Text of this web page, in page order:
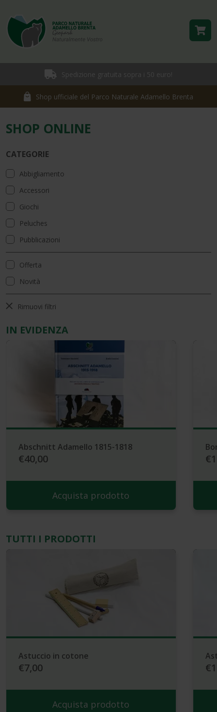
Spedizione gratuita sopra i 50 euro!
Shop ufficiale del Parco Naturale Adamello Brenta
SHOP ONLINE
CATEGORIE
Abbigliamento
Accessori
Giochi
Peluches
Pubblicazioni
Offerta
Novità
Rimuovi filtri
IN EVIDENZA
Abschnitt Adamello 1815-1818
€40,00
Acquista prodotto
TUTTI I PRODOTTI
Astuccio in cotone
€7,00
Acquista prodotto